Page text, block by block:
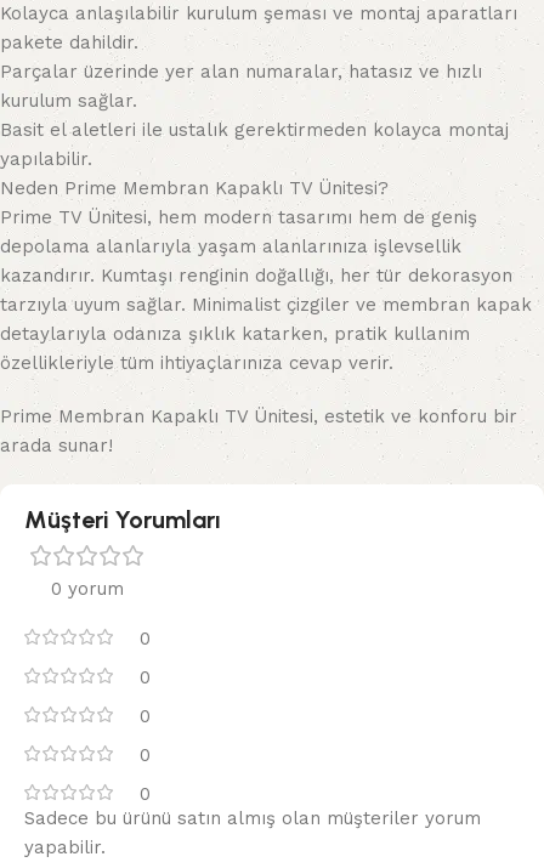
Kolayca anlaşılabilir kurulum şeması ve montaj aparatları
pakete dahildir.
Parçalar üzerinde yer alan numaralar, hatasız ve hızlı
kurulum sağlar.
Basit el aletleri ile ustalık gerektirmeden kolayca montaj
yapılabilir.
Neden Prime Membran Kapaklı TV Ünitesi?
Prime TV Ünitesi, hem modern tasarımı hem de geniş
depolama alanlarıyla yaşam alanlarınıza işlevsellik
kazandırır. Kumtaşı renginin doğallığı, her tür dekorasyon
tarzıyla uyum sağlar. Minimalist çizgiler ve membran kapak
detaylarıyla odanıza şıklık katarken, pratik kullanım
özellikleriyle tüm ihtiyaçlarınıza cevap verir.
Prime Membran Kapaklı TV Ünitesi, estetik ve konforu bir
arada sunar!
Müşteri Yorumları
0 yorum
0
0
0
0
0
Sadece bu ürünü satın almış olan müşteriler yorum
yapabilir.